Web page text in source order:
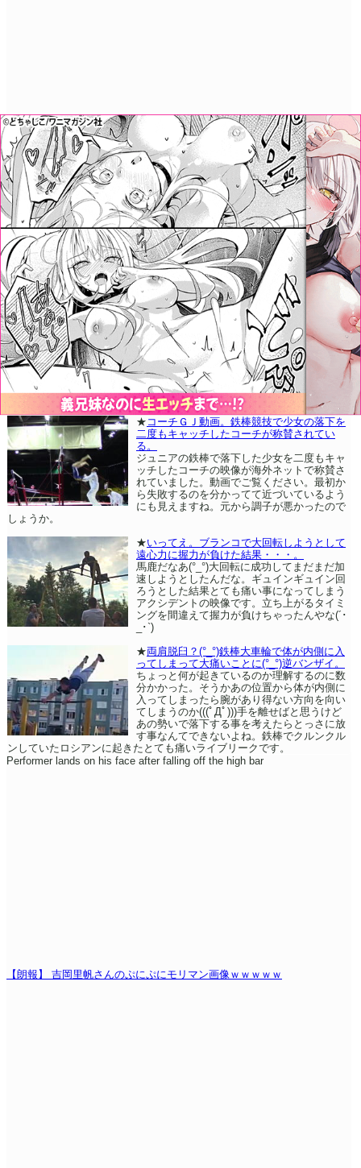
★ コーチＧＪ動画。鉄棒競技で少女の落下を
二度もキャッチしたコーチが称賛されてい
る。
ジュニアの鉄棒で落下した少女を二度もキャ
ッチしたコーチの映像が海外ネットで称賛さ
れていました。動画でご覧ください。最初か
ら失敗するのを分かってて近づいているよう
にも見えますね。元から調子が悪かったので
しょうか。
★いってえ。ブランコで大回転しようとして
遠心力に握力が負けた結果・・・。
馬鹿だなあ(°_°)大回転に成功してまだまだ加
速しようとしたんだな。ギュインギュイン回
ろうとした結果とても痛い事になってしまう
アクシデントの映像です。立ち上がるタイミ
ングを間違えて握力が負けちゃったんやな(´･
_･`)
★両肩脱臼？(°_°)鉄棒大車輪で体が内側に入
ってしまって大痛いことに(°_°)逆バンザイ。
ちょっと何が起きているのか理解するのに数
分かかった。そうかあの位置から体が内側に
入ってしまったら腕があり得ない方向を向い
てしまうのか(((ﾟДﾟ)))手を離せばと思うけど
あの勢いで落下する事を考えたらとっさに放
す事なんてできないよね。鉄棒でクルンクル
ンしていたロシアンに起きたとても痛いライブリークです。
Performer lands on his face after falling off the high bar
【朗報】 吉岡里帆さんのぷにぷにモリマン画像ｗｗｗｗｗ